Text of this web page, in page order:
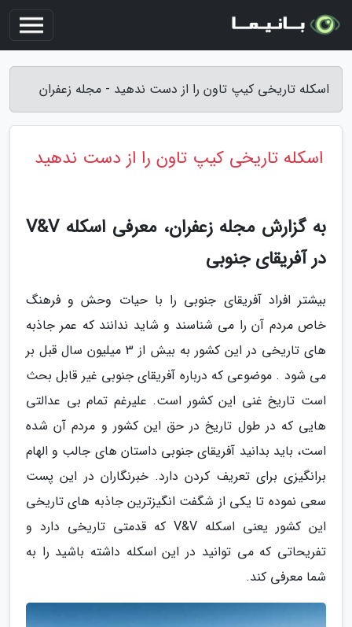
اسکله تاریخی کیپ تاون را از دست ندهید - مجله زعفران
اسکله تاریخی کیپ تاون را از دست ندهید
به گزارش مجله زعفران، معرفی اسکله V&V
در آفریقای جنوبی
بیشتر افراد آفریقای جنوبی را با حیات وحش و فرهنگ
خاص مردم آن را می شناسند و شاید ندانند که عمر جاذبه
های تاریخی در این کشور به بیش از 3 میلیون سال قبل بر
می شود . موضوعی که درباره آفریقای جنوبی غیر قابل بحث
است تاریخ غنی این کشور است. علیرغم تمام بی عدالتی
هایی که در طول تاریخ در حق این کشور و مردم آن شده
است، باید بدانید آفریقای جنوبی داستان های جالب و الهام
برانگیزی برای تعریف کردن دارد. خبرنگاران در این پست
سعی نموده تا یکی از شگفت انگیزترین جاذبه های تاریخی
این کشور یعنی اسکله V&V که قدمتی تاریخی دارد و
تفریحاتی که می توانید در این اسکله داشته باشید را به
شما معرفی کند.